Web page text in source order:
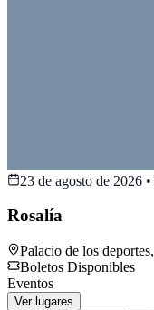
23 de agosto de 2026 •
Rosalía
Palacio de los deportes,
Boletos Disponibles
Eventos
Ver lugares